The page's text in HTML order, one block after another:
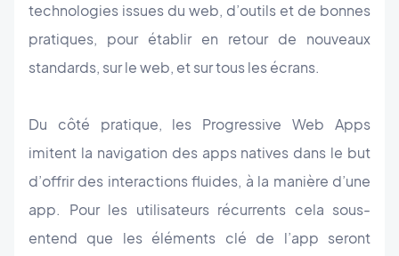
technologies issues du web, d’outils et de bonnes
pratiques, pour établir en retour de nouveaux
standards, sur le web, et sur tous les écrans.
Du côté pratique, les Progressive Web Apps
imitent la navigation des apps natives dans le but
d’offrir des interactions fluides, à la manière d’une
app. Pour les utilisateurs récurrents cela sous-
entend que les éléments clé de l’app seront